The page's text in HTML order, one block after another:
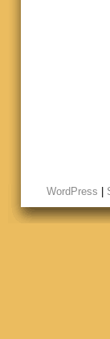
WordPress